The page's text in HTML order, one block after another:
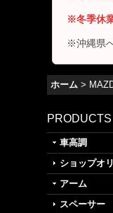
※冬季休
※沖縄県
ホーム >
PRODUCTS
車高調
ショップオ
アーム
スペーサー